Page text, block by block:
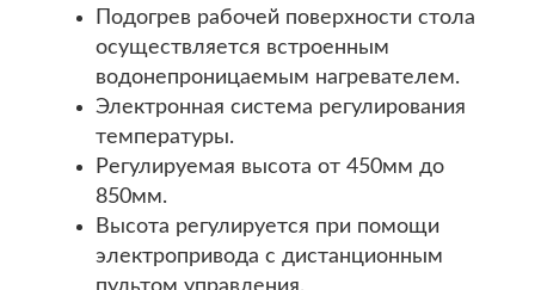
Подогрев рабочей поверхности стола
осуществляется встроенным
водонепроницаемым нагревателем.
Электронная система регулирования
температуры.
Регулируемая высота от 450мм до
850мм.
Высота регулируется при помощи
электропривода с дистанционным